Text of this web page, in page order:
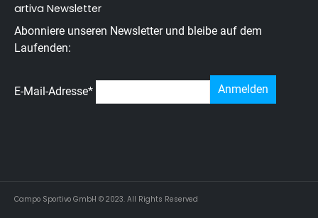
artiva Newsletter
Abonniere unseren Newsletter und bleibe auf dem
Laufenden:
E-Mail-Adresse*
Campo Sportivo GmbH © 2023. All Rights Reserved